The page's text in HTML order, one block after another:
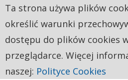
Ta strona używa plików
określić warunki
dostępu do plików cookies
przeglądarce. Więcej
naszej: Polityce Cookies